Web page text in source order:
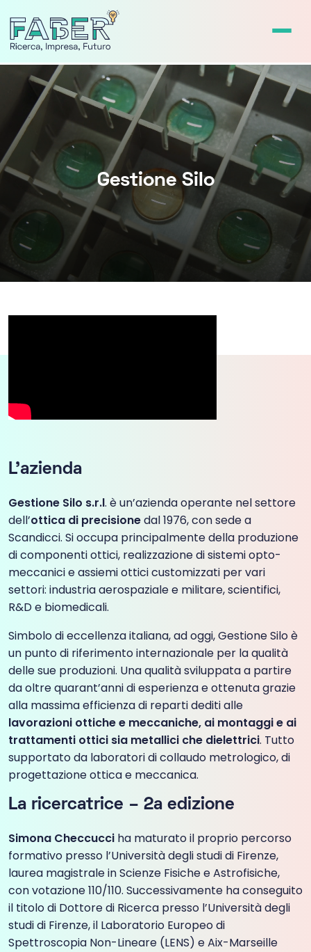
Gestione Silo
L’azienda
Gestione Silo s.r.l. è un’azienda operante nel settore
dell’ottica di precisionedal 1976, con sede a
Scandicci. Si occupa principalmente della produzione
di componenti ottici, realizzazione di sistemi opto-
meccanici e assiemi ottici customizzati per vari
settori: industria aerospaziale e militare, scientifici,
R&D e biomedicali.
Simbolo di eccellenza italiana, ad oggi, Gestione Silo è
un punto di riferimento internazionale per la qualità
delle sue produzioni. Una qualità sviluppata a partire
da oltre quarant’anni di esperienza e ottenuta grazie
alla massima efficienza di reparti dediti alle
lavorazioni ottiche e meccaniche, ai montaggi e ai
trattamenti ottici sia metallici che dielettrici. Tutto
supportato da laboratori di collaudo metrologico, di
progettazione ottica e meccanica.
La ricercatrice – 2a edizione
Simona Checcucci ha maturato il proprio percorso
formativo presso l’Università degli studi di Firenze,
laurea magistrale in Scienze Fisiche e Astrofisiche,
con votazione 110/110. Successivamente ha conseguito
il titolo di Dottore di Ricerca presso l’Università degli
studi di Firenze, il Laboratorio Europeo di
Spettroscopia Non-Lineare (LENS) e Aix-Marseille